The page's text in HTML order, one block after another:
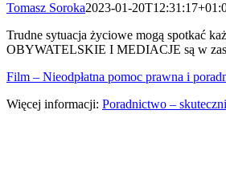
Tomasz Soroka2023-01-
Trudne sytuacja życiowe mogą spotkać
OBYWATELSKIE I MEDIACJE są w
Film – Nieodpłatna pomoc prawna i
Więcej informacji: Poradnictwo –